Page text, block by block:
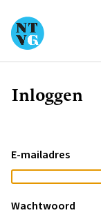
Kruimelpad
Inloggen
E-mailadres
Wachtwoord